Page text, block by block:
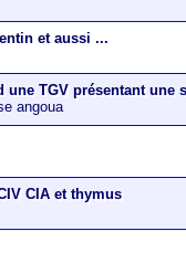
et aussi ...
une TGV présentant une
angoua
CIA et thymus